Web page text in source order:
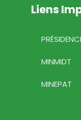
Liens
MINMIDT
MINEPAT